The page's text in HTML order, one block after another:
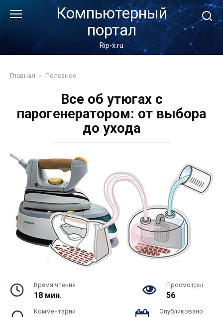
Компьютерный
портал
Rip-x.ru
Главная » Полезное
Все об утюгах с
парогенератором: от выбора
до ухода
Время чтения
18 мин.
Просмотры
56
Комментарии Опубликовано